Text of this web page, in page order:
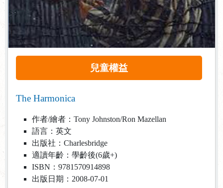
兒童權益
The Harmonica
作者/繪者：Tony Johnston/Ron Mazellan
語言：英文
出版社：Charlesbridge
適讀年齡：學齡後(6歲+)
ISBN：9781570914898
出版日期：2008-07-01